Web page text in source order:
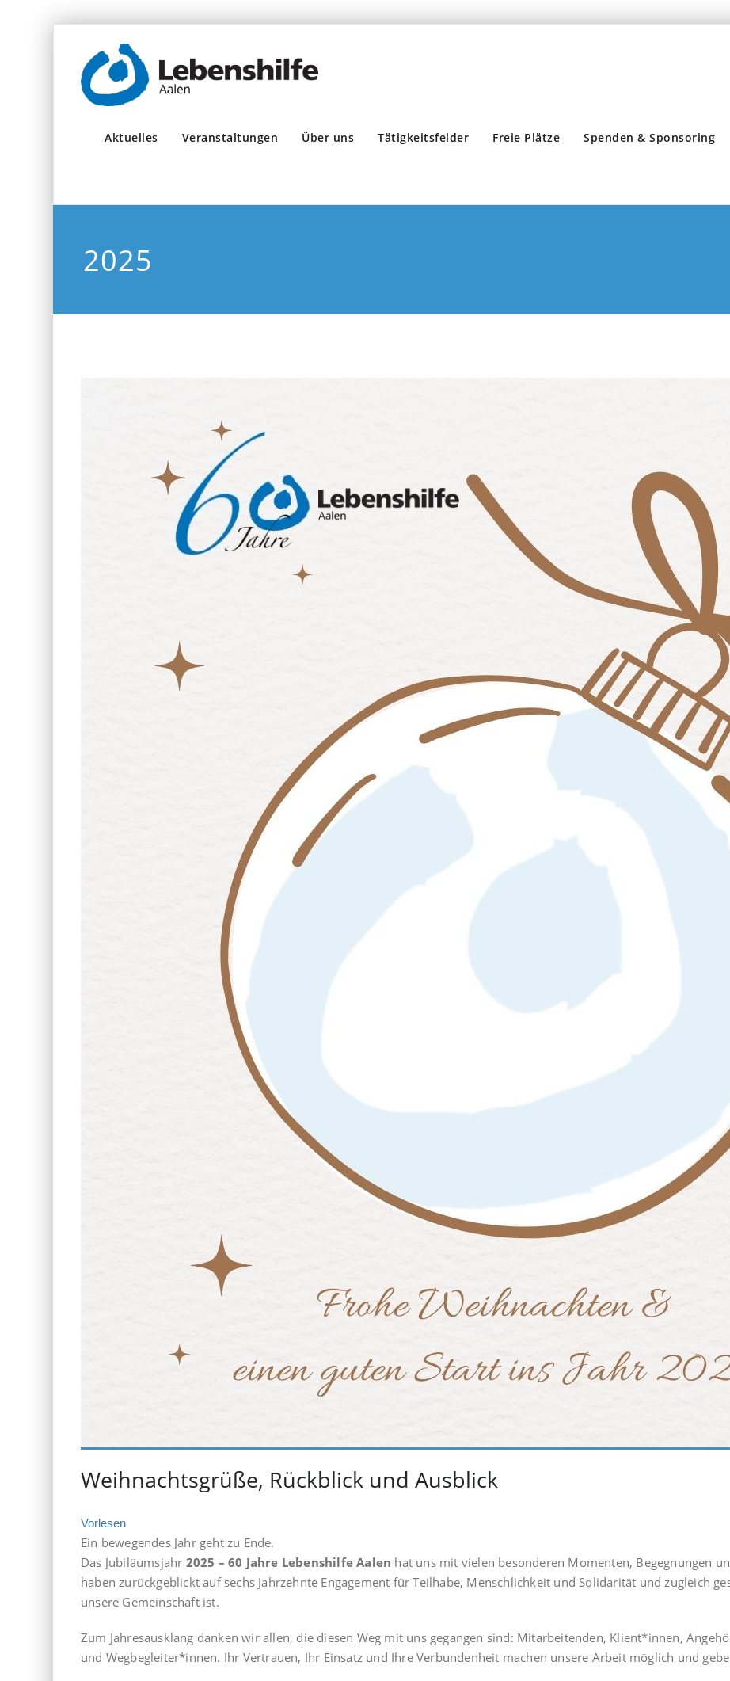
Aktuelles Veranstaltungen Über uns Tätigkeitsfelder Freie Plätze Spenden & Sponsoring
2025
Weihnachtsgrüße, Rückblick und Ausblick
Vorlesen
Ein bewegendes Jahr geht zu Ende.
Das Jubiläumsjahr 2025 – 60 Jahre Lebenshilfe Aalen hat uns mit vielen besonderen Momenten, Begegnungen
haben zurückgeblickt auf sechs Jahrzehnte Engagement für Teilhabe, Menschlichkeit und Solidarität und zugleich
unsere Gemeinschaft ist.
Zum Jahresausklang danken wir allen, die diesen Weg mit uns gegangen sind: Mitarbeitenden, Klient*innen,
und Wegbegleiter*innen. Ihr Vertrauen, Ihr Einsatz und Ihre Verbundenheit machen unsere Arbeit möglich und